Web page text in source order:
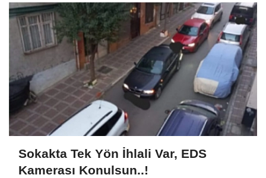
Sokakta Tek Yön İhlali Var, EDS
Kamerası Konulsun..!